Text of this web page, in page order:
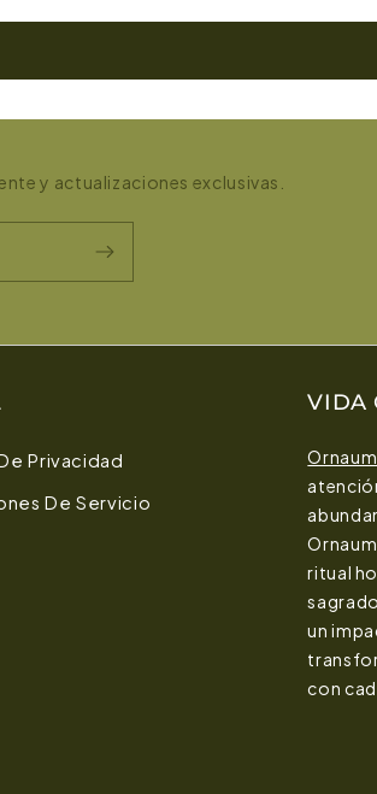
y actualizaciones exclusivas.
Privacidad
De Servicio
VIDA
ritual
un
con